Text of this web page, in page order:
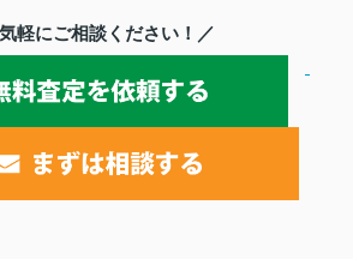
軽にご相談ください！／